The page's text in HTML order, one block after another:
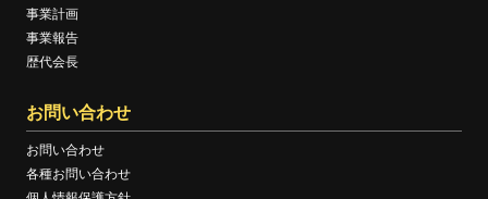
事業計画
事業報告
歴代会長
お問い合わせ
お問い合わせ
各種お問い合わせ